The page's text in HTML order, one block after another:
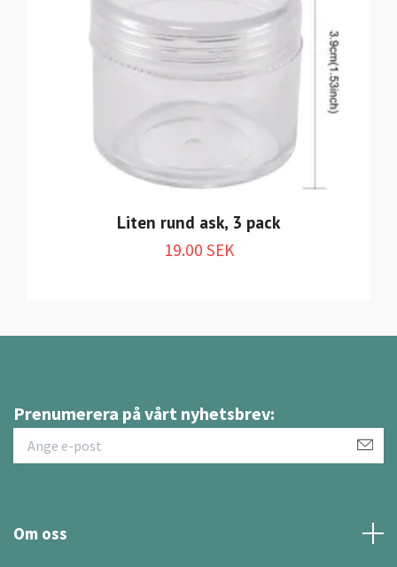
Liten rund ask, 3 pack
19.00 SEK
Prenumerera på vårt nyhetsbrev:
Om oss